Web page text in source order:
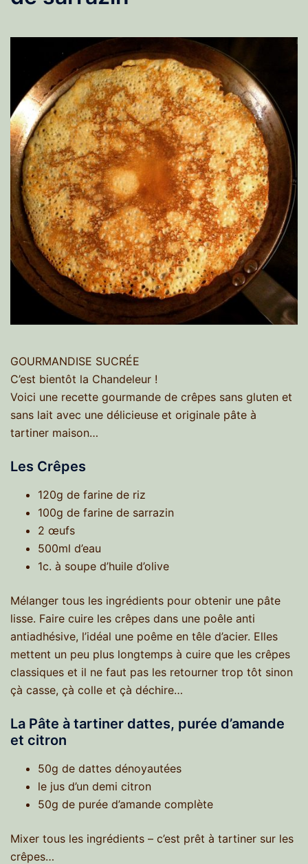
GOURMANDISE SUCRÉE
C’est bientôt la Chandeleur !
Voici une recette gourmande de crêpes sans gluten et
sans lait avec une délicieuse et originale pâte à
tartiner maison…
Les Crêpes
120g de farine de riz
100g de farine de sarrazin
2 œufs
500ml d’eau
1c. à soupe d’huile d’olive
Mélanger tous les ingrédients pour obtenir une pâte
lisse. Faire cuire les crêpes dans une poêle anti
antiadhésive, l’idéal une poême en têle d’acier. Elles
mettent un peu plus longtemps à cuire que les crêpes
classiques et il ne faut pas les retourner trop tôt sinon
çà casse, çà colle et çà déchire…
La Pâte à tartiner dattes, purée d’amande
et citron
50g de dattes dénoyautées
le jus d’un demi citron
50g de purée d’amande complète
Mixer tous les ingrédients – c’est prêt à tartiner sur les
crêpes…